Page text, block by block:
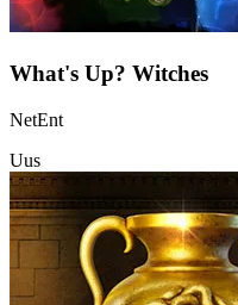
What's Up? Witches
NetEnt
Uus